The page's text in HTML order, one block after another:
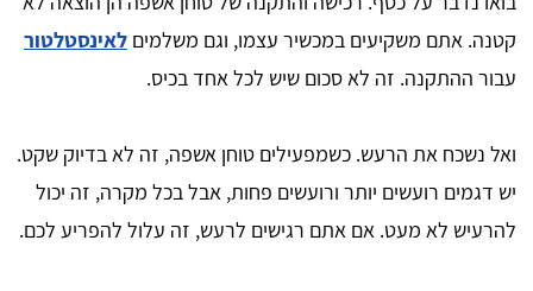
קטנה. אתם משקיעים במכשיר עצמו, וגם משלמים לאינסטלטור
עבור ההתקנה. זה לא סכום שיש לכל אחד בכיס.
ואל נשכח את הרעש. כשמפעילים טוחן אשפה, זה לא בדיוק שקט.
יש דגמים רועשים יותר ורועשים פחות, אבל בכל מקרה, זה יכול
להרעיש לא מעט. אם אתם רגישים לרעש, זה עלול להפריע לכם.